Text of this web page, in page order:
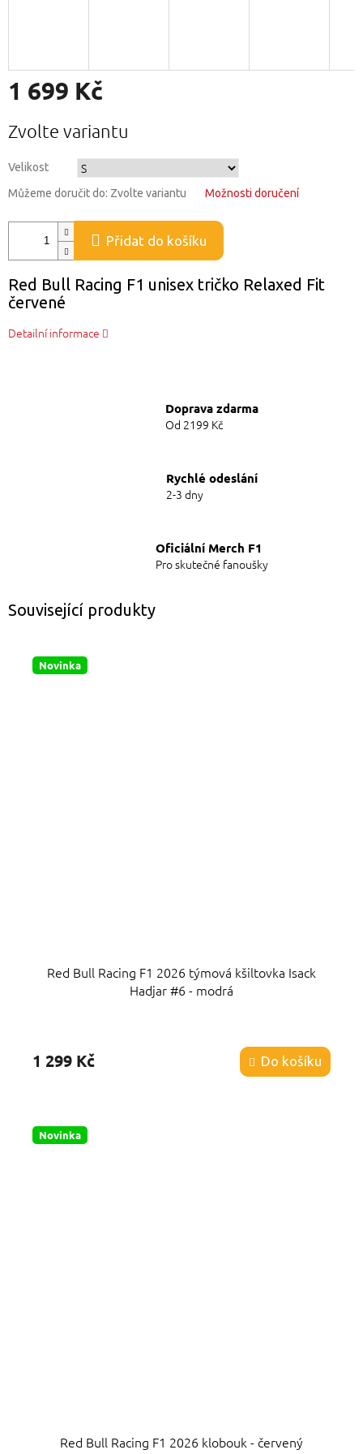
1 699 Kč
cena:
Zvolte variantu
Velikost
Můžeme doručit do: Zvolte variantu Možnosti doručení
Přidat do košíku
Red Bull Racing F1 unisex tričko Relaxed Fit
červené
Detailní informace
Doprava zdarma
Od 2199 Kč
Rychlé odeslání
2-3 dny
Oficiální Merch F1
Pro skutečné fanoušky
Související produkty
Novinka
Red Bull Racing F1 2026 týmová kšiltovka Isack
Hadjar #6 - modrá
produktu
je
hvězdiček.
1 299 Kč Do košíku
Novinka
Red Bull Racing F1 2026 klobouk - červený